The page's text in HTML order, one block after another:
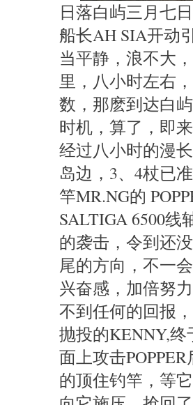
日落白屿三月七
船长AH SIA开动
当平静，浪不大
里，八小时左右
数，那麽到达白
时机，算了，即
经过八小时的漫
岛边，3、4杖已
竿MR.NG的
SALTIGA 6500
的袭击，令到还
尾的方向，不一
兴奋感，加倍努
不到任何的回报
抛投的KENNY,
面上攻击
的顶住钓竿，等